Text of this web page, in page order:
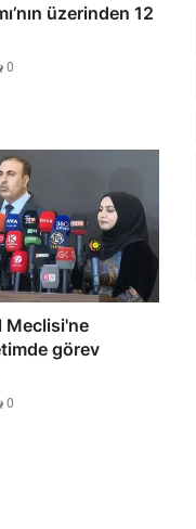
üzerinden 12
0
Meclisi'ne
görev
0